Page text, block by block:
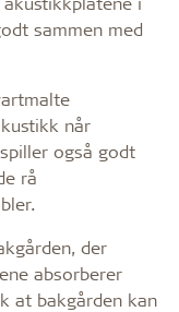
sammen med
når
også godt
rå
der
absorberer
at bakgården kan